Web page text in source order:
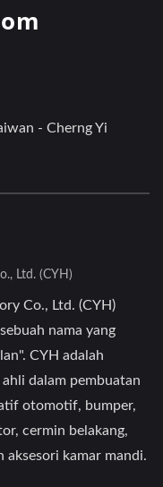
- Cherng Yi
Ltd. (CYH)
Co., Ltd. (CYH)
nama yang
CYH adalah
dalam pembuatan
otomotif, bumper,
cermin belakang,
aksesori kamar mandi.